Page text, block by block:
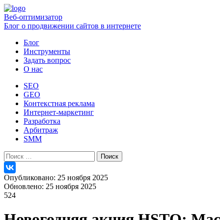
Веб-оптимизатор
Блог о продвижении сайтов в интернете
Блог
Инструменты
Задать вопрос
О нас
SEO
GEO
Контекстная реклама
Интернет-маркетинг
Разработка
Арбитраж
SMM
Найти:
Опубликовано: 25 ноября 2025
Обновлено: 25 ноября 2025
524